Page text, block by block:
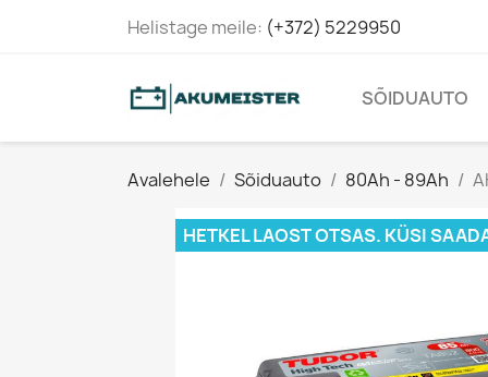
Helistage meile: (+372) 5229950
SÕIDUAUTO
Avalehele Sõiduauto 80Ah - 89Ah
HETKEL LAOST OTSAS. KÜSI